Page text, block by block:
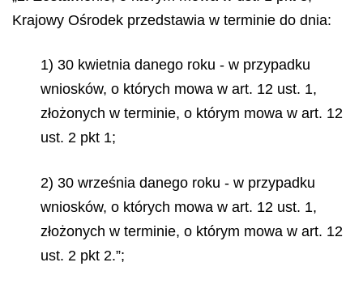
Krajowy Ośrodek przedstawia w terminie do dnia:
1) 30 kwietnia danego roku - w przypadku
wniosków, o których mowa w art. 12 ust. 1,
złożonych w terminie, o którym mowa w art. 12
ust. 2 pkt 1;
2) 30 września danego roku - w przypadku
wniosków, o których mowa w art. 12 ust. 1,
złożonych w terminie, o którym mowa w art. 12
ust. 2 pkt 2.”;